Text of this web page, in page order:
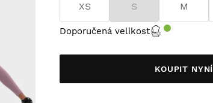
XS S M
Doporučená velikost
KOUPIT NYNÍ